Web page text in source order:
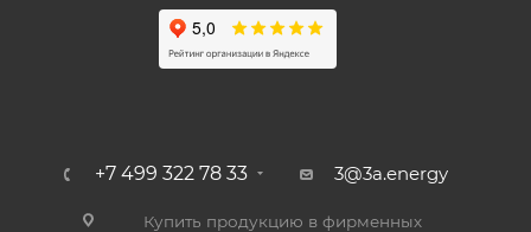
+7 499 322 78 33 3@3a.energy
Купить продукцию в фирменных